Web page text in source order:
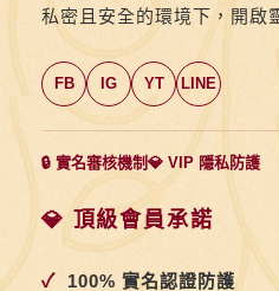
私密且安全的環境下，開啟
FB IG YT LINE
🔒 實名審核機制💎 VIP 隱私防護
💎 頂級會員承諾
✓ 100% 實名認證防護